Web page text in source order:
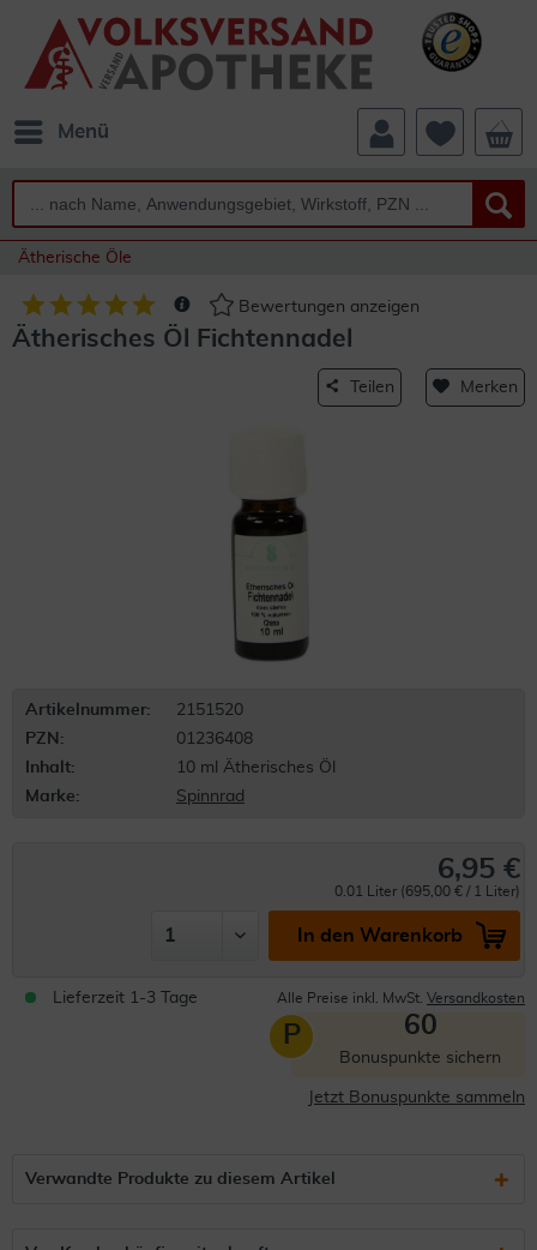
Menü
Ätherische Öle
Bewertungen anzeigen
Ätherisches Öl Fichtennadel
Teilen Merken
Artikelnummer:
2151520
PZN:
01236408
Inhalt:
10 ml Ätherisches Öl
Marke:
Spinnrad
6,95 €
0.01 Liter (695,00 € / 1 Liter)
In den Warenkorb
Lieferzeit 1-3 Tage Alle Preise inkl. MwSt. Versandkosten
P 60
Bonuspunkte sichern
Jetzt Bonuspunkte sammeln
Verwandte Produkte zu diesem Artikel